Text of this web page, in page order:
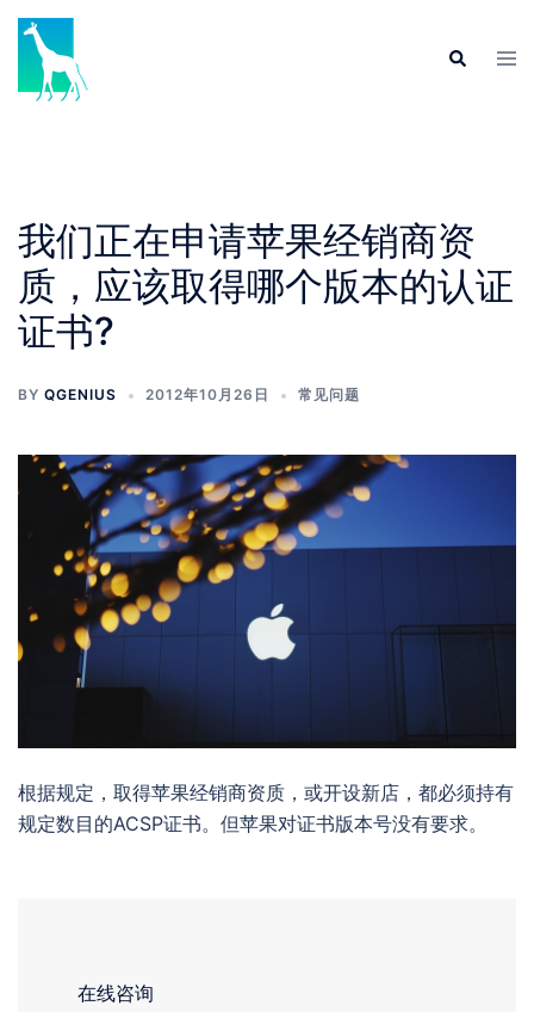
Skip
content
Search
我们正在申请苹果经销商资
质，应该取得哪个版本的认证
证书?
BY QGENIUS 2012年10月26日 常见问题
根据规定，取得苹果经销商资质，或开设新店，都必须持有
规定数目的ACSP证书。但苹果对证书版本号没有要求。
在线咨询